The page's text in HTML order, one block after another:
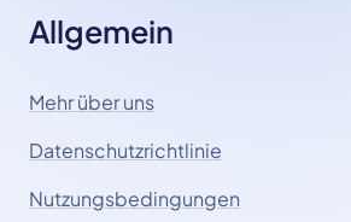
Allgemein
Mehr über uns
Datenschutzrichtlinie
Nutzungsbedingungen